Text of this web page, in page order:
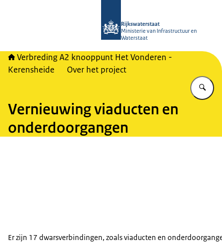
Rijkswaterstaat
Ministerie van Infrastructuur en
Waterstaat
Verbreding A2 knooppunt Het Vonderen -
Kerensheide
Over het project
Vernieuwing viaducten en
onderdoorgangen
Er zijn 17 dwarsverbindingen, zoals viaducten en